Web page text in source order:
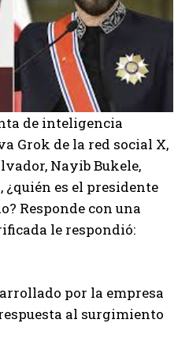
de inteligencia
Grok de la red social X,
Nayib Bukele,
, ¿quién es el presidente
Responde con una
le respondió:
por la empresa
al surgimiento